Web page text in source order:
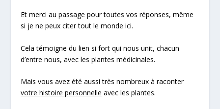
Et merci au passage pour toutes vos réponses, même
si je ne peux citer tout le monde ici.
Cela témoigne du lien si fort qui nous unit, chacun
d’entre nous, avec les plantes médicinales.
Mais vous avez été aussi très nombreux à raconter
votre histoire personnelle avec les plantes.